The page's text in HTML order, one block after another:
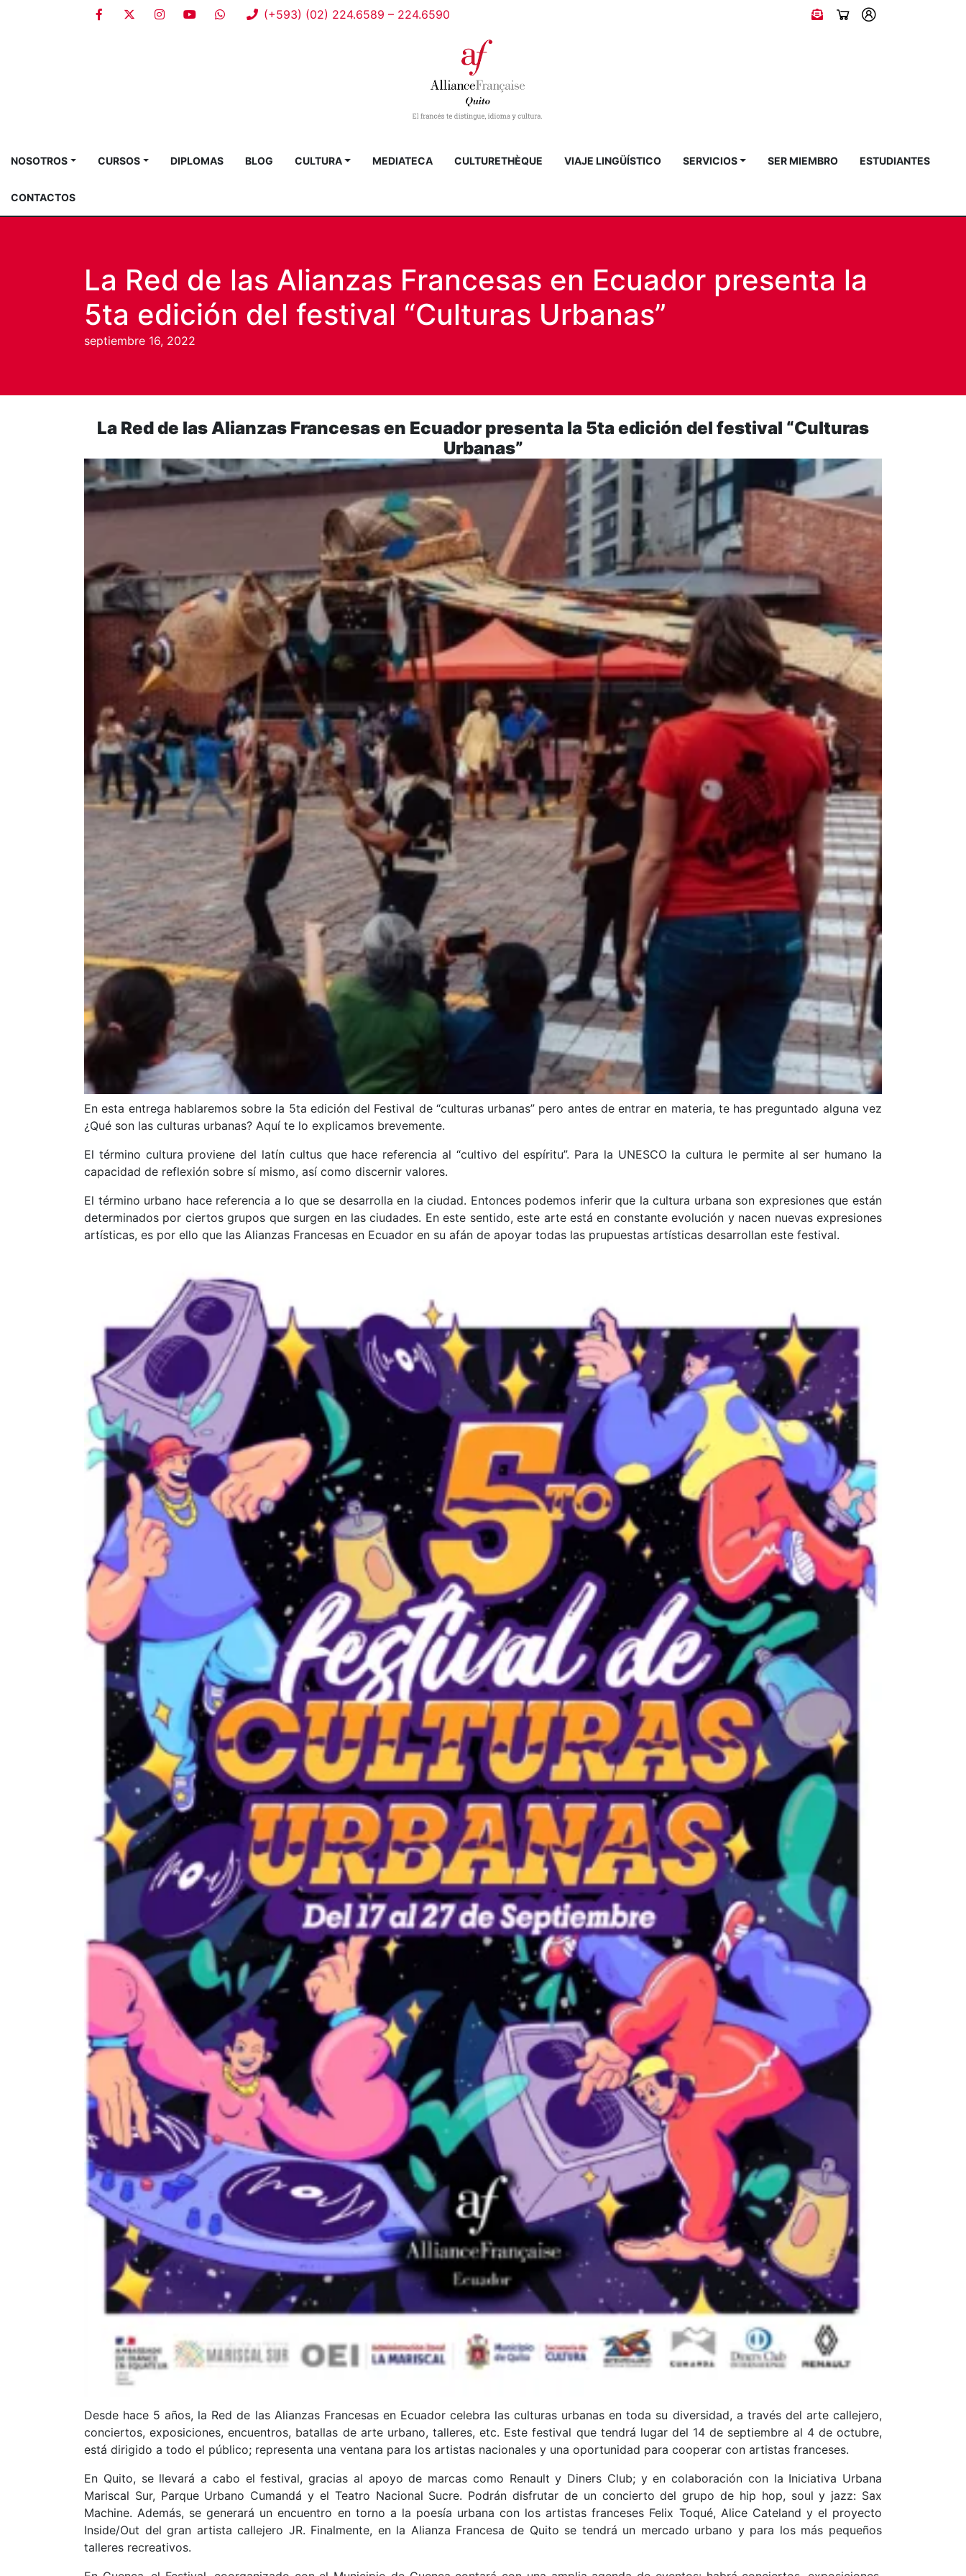
(+593) (02) 224.6589 – 224.6590
NOSOTROS CURSOS DIPLOMAS BLOG CULTURA MEDIATECA CULTURETHÈQUE VIAJE LINGÜÍSTICO SERVICIOS SER MIEMBRO ESTUDIANTES
CONTACTOS
La Red de las Alianzas Francesas en Ecuador presenta la
5ta edición del festival “Culturas Urbanas”
septiembre 16, 2022
La Red de las Alianzas Francesas en Ecuador presenta la 5ta edición del festival “Culturas
Urbanas”
En esta entrega hablaremos sobre la 5ta edición del Festival de “culturas urbanas” pero antes de entrar en materia, te has preguntado alguna vez
¿Qué son las culturas urbanas? Aquí te lo explicamos brevemente.
El término cultura proviene del latín cultus que hace referencia al “cultivo del espíritu”. Para la UNESCO la cultura le permite al ser humano la
capacidad de reflexión sobre sí mismo, así como discernir valores.
El término urbano hace referencia a lo que se desarrolla en la ciudad. Entonces podemos inferir que la cultura urbana son expresiones que están
determinados por ciertos grupos que surgen en las ciudades. En este sentido, este arte está en constante evolución y nacen nuevas expresiones
artísticas, es por ello que las Alianzas Francesas en Ecuador en su afán de apoyar todas las prupuestas artísticas desarrollan este festival.
Desde hace 5 años, la Red de las Alianzas Francesas en Ecuador celebra las culturas urbanas en toda su diversidad, a través del arte callejero,
conciertos, exposiciones, encuentros, batallas de arte urbano, talleres, etc. Este festival que tendrá lugar del 14 de septiembre al 4 de octubre,
está dirigido a todo el público; representa una ventana para los artistas nacionales y una oportunidad para cooperar con artistas franceses.
En Quito, se llevará a cabo el festival, gracias al apoyo de marcas como Renault y Diners Club; y en colaboración con la Iniciativa Urbana
Mariscal Sur, Parque Urbano Cumandá y el Teatro Nacional Sucre. Podrán disfrutar de un concierto del grupo de hip hop, soul y jazz: Sax
Machine. Además, se generará un encuentro en torno a la poesía urbana con los artistas franceses Felix Toqué, Alice Cateland y el proyecto
Inside/Out del gran artista callejero JR. Finalmente, en la Alianza Francesa de Quito se tendrá un mercado urbano y para los más pequeños
talleres recreativos.